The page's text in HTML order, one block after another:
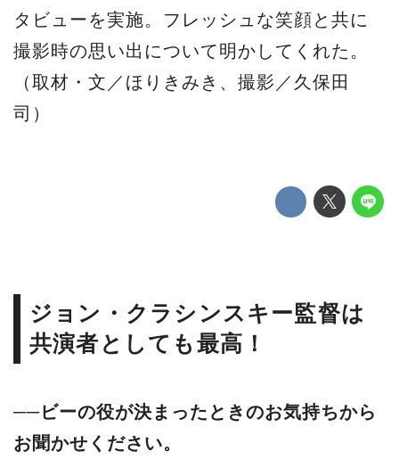
タビューを実施。フレッシュな笑顔と共に
撮影時の思い出について明かしてくれた。
（取材・文／ほりきみき、撮影／久保田
司）
ジョン・クラシンスキー監督は
共演者としても最高！
──ビーの役が決まったときのお気持ちから
お聞かせください。